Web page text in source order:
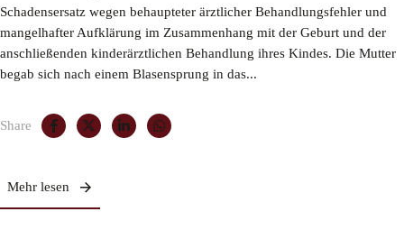
Schadensersatz wegen behaupteter ärztlicher Behandlungsfehler und
mangelhafter Aufklärung im Zusammenhang mit der Geburt und der
anschließenden kinderärztlichen Behandlung ihres Kindes. Die Mutter
begab sich nach einem Blasensprung in das...
Share
Mehr lesen